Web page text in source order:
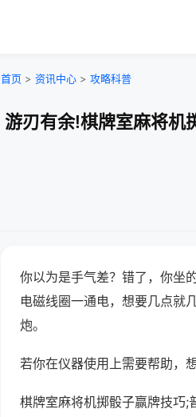
首页 > 资讯中心 > 攻略科普
游刃有余!棋牌室麻将机
你以为是手气差？错了，你坐
电磁线圈一通电，想要几点就
炮。
若你在仪器使用上需要帮助，
棋牌室麻将机掷骰子赢牌技巧;